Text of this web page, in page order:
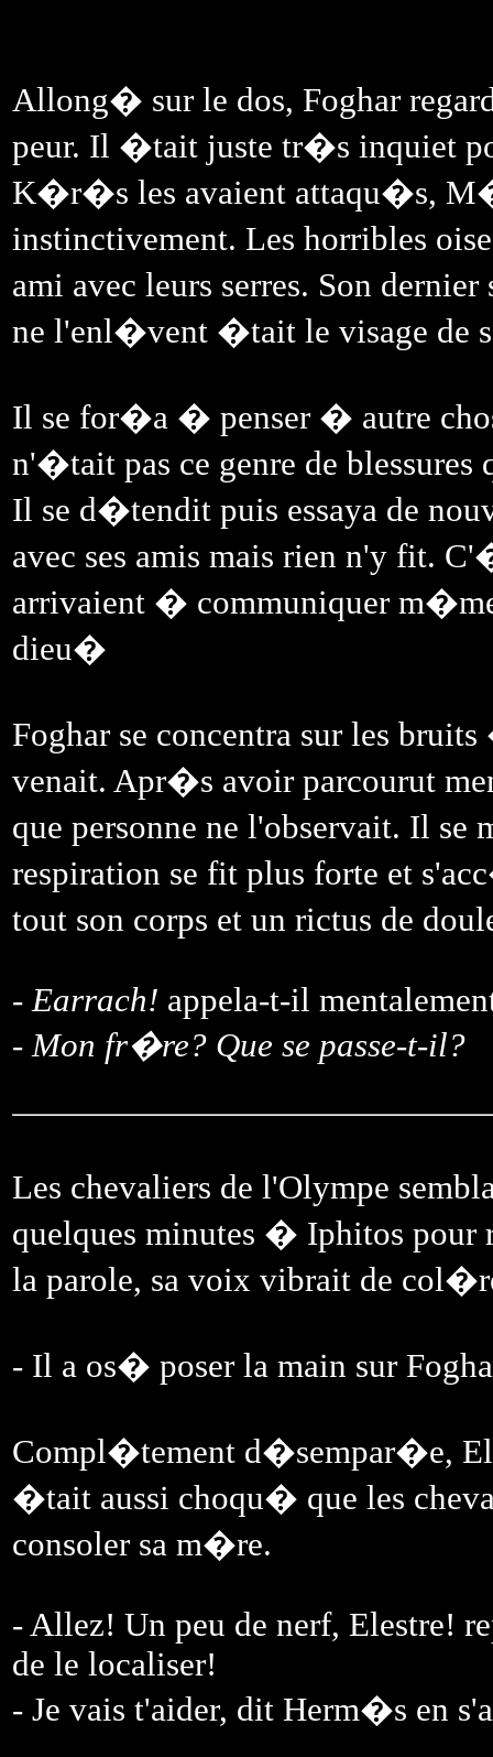
Allong� sur le dos, Foghar
peur. Il �tait juste tr�s inquiet
K�r�s les avaient attaqu�s,
instinctivement. Les horribles
ami avec leurs serres. Son
ne l'enl�vent �tait le visage de
Il se for�a � penser � autre
n'�tait pas ce genre de
Il se d�tendit puis essaya de
avec ses amis mais rien n'y fit.
arrivaient � communiquer
dieu�
Foghar se concentra sur les
venait. Apr�s avoir parcourut
que personne ne l'observait. Il
respiration se fit plus forte et
tout son corps et un rictus de
- Earrach! appela-t-il
- Mon fr�re? Que se passe-t-il?
Les chevaliers de l'Olympe
quelques minutes � Iphitos pour
la parole, sa voix vibrait de
- Il a os� poser la main sur
Compl�tement d�sempar�e,
�tait aussi choqu� que les
consoler sa m�re.
- Allez! Un peu de nerf, Elestre!
de le localiser!
- Je vais t'aider, dit Herm�s en